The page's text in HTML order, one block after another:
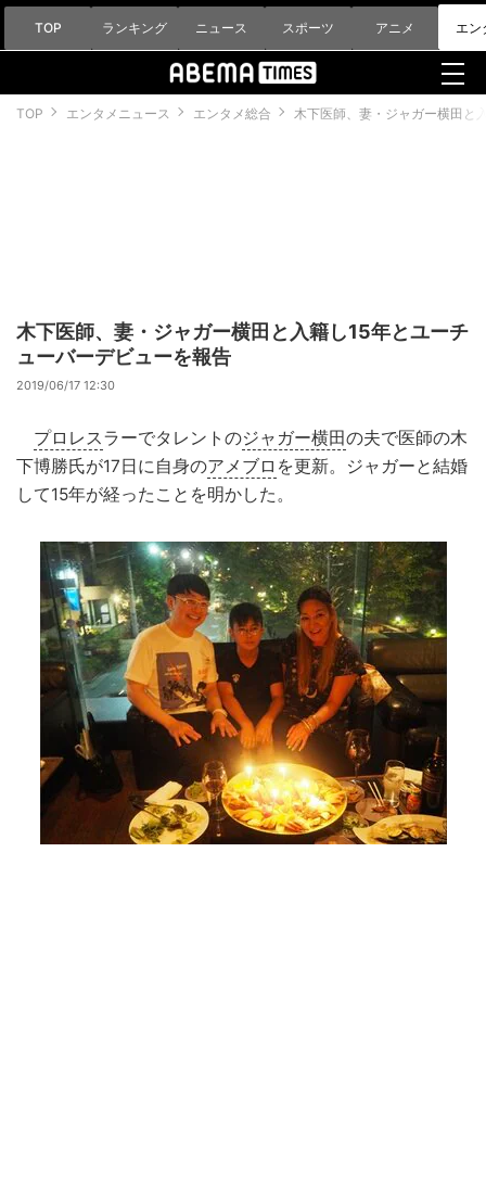
TOP ランキング ニュース スポーツ アニメ エン
TOP エンタメニュース エンタメ総合 木下医師、妻・ジャガー横田と
木下医師、妻・ジャガー横田と入籍し15年とユーチ
ューバーデビューを報告
2019/06/17 12:30
プロレスラーでタレントのジャガー横田の夫で医師の木
下博勝氏が17日に自身のアメブロ を更新。ジャガーと結婚
して15年が経ったことを明かした。